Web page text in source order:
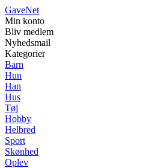
GaveNet
Min konto
Bliv medlem
Nyhedsmail
Kategorier
Barn
Hun
Han
Hus
Tøj
Hobby
Helbred
Sport
Skønhed
Oplev